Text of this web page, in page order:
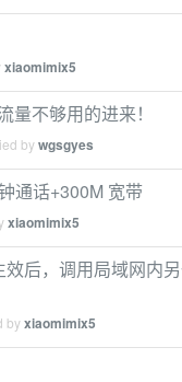
xiaomimix5
不够用的进来！
bywgsgyes
通话+300M 宽带
xiaomimix5
后，调用局域网内
byxiaomimix5